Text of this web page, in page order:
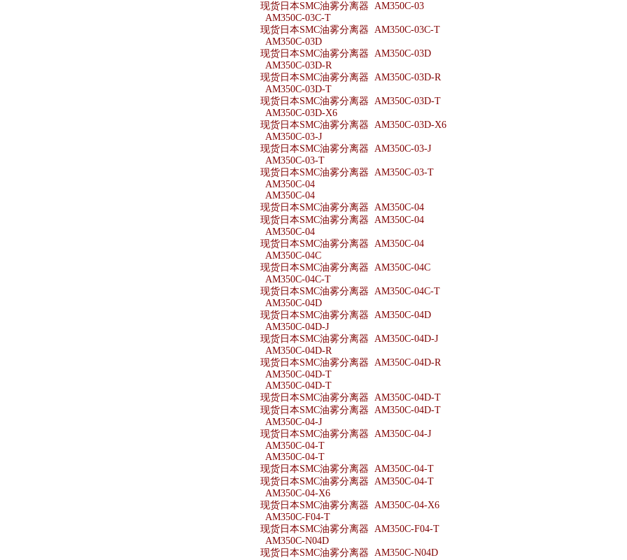
现货日本SMC油雾分离器 AM350C-03
AM350C-03C-T
现货日本SMC油雾分离器 AM350C-03C-T
AM350C-03D
现货日本SMC油雾分离器 AM350C-03D
AM350C-03D-R
现货日本SMC油雾分离器 AM350C-03D-R
AM350C-03D-T
现货日本SMC油雾分离器 AM350C-03D-T
AM350C-03D-X6
现货日本SMC油雾分离器 AM350C-03D-X6
AM350C-03-J
现货日本SMC油雾分离器 AM350C-03-J
AM350C-03-T
现货日本SMC油雾分离器 AM350C-03-T
AM350C-04
AM350C-04
现货日本SMC油雾分离器 AM350C-04
现货日本SMC油雾分离器 AM350C-04
AM350C-04
现货日本SMC油雾分离器 AM350C-04
AM350C-04C
现货日本SMC油雾分离器 AM350C-04C
AM350C-04C-T
现货日本SMC油雾分离器 AM350C-04C-T
AM350C-04D
现货日本SMC油雾分离器 AM350C-04D
AM350C-04D-J
现货日本SMC油雾分离器 AM350C-04D-J
AM350C-04D-R
现货日本SMC油雾分离器 AM350C-04D-R
AM350C-04D-T
AM350C-04D-T
现货日本SMC油雾分离器 AM350C-04D-T
现货日本SMC油雾分离器 AM350C-04D-T
AM350C-04-J
现货日本SMC油雾分离器 AM350C-04-J
AM350C-04-T
AM350C-04-T
现货日本SMC油雾分离器 AM350C-04-T
现货日本SMC油雾分离器 AM350C-04-T
AM350C-04-X6
现货日本SMC油雾分离器 AM350C-04-X6
AM350C-F04-T
现货日本SMC油雾分离器 AM350C-F04-T
AM350C-N04D
现货日本SMC油雾分离器 AM350C-N04D